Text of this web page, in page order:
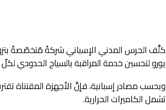
يورو لتحسين خدمة المراقبة بالسياج الحدودي
تشمل الكاميرات الحرارية.